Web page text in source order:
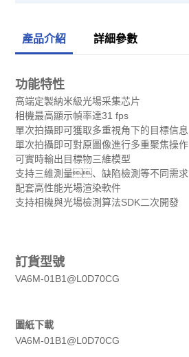
產品介紹 詳細參數
功能特性
高端定製納米級光場采集芯片
相機最高顯示幀率達31 fps
單次拍攝即可獲取多重視角下的目標信息
單次拍攝即可對原圖像進行多重聚焦操作
可實時輸出目標物三維模型
支持三維測量、缺陷檢測等不同需求
配套高性能光場渲染軟件
支持相機與光場檢測算法SDK二次開發
訂貨型號
VA6M-01B1@L0D70CG
圖紙下載
VA6M-01B1@L0D70CG